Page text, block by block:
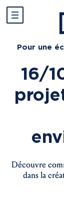
Pour une
16/
Découvre
dans la